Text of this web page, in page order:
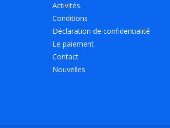
Activités.
Conditions
Déclaration de confidentialité
Le paiement
Contact
Nouvelles